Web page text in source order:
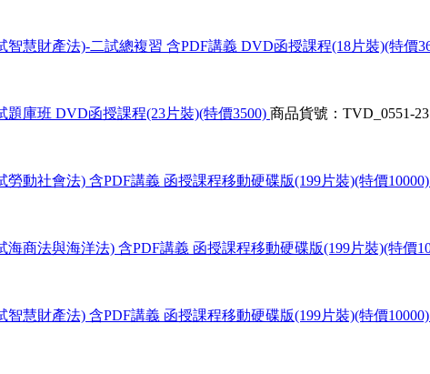
智慧財產法)-二試總複習 含PDF講義 DVD函授課程(18片裝)(特價
題庫班 DVD函授課程(23片裝)(特價3500) 商品貨號：TVD_0551-23
動社會法) 含PDF講義 函授課程移動硬碟版(199片裝)(特價10000)
商法與海洋法) 含PDF講義 函授課程移動硬碟版(199片裝)(特價
慧財產法) 含PDF講義 函授課程移動硬碟版(199片裝)(特價10000)